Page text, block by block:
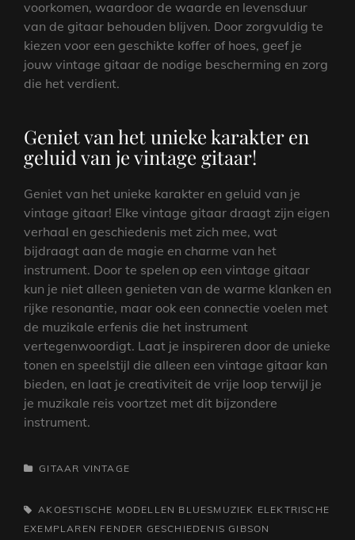
voorkomen, waardoor de waarde en levensduur
van de gitaar behouden blijven. Door zorgvuldig te
kiezen voor een geschikte koffer of hoes, geef je
jouw vintage gitaar de nodige bescherming en zorg
die het verdient.
Geniet van het unieke karakter en
geluid van je vintage gitaar!
Geniet van het unieke karakter en geluid van je
vintage gitaar! Elke vintage gitaar draagt zijn eigen
verhaal en geschiedenis met zich mee, wat
bijdraagt aan de magie en charme van het
instrument. Door te spelen op een vintage gitaar
kun je niet alleen genieten van de warme klanken en
rijke resonantie, maar ook een connectie voelen met
de muzikale erfenis die het instrument
vertegenwoordigt. Laat je inspireren door de unieke
tonen en speelstijl die alleen een vintage gitaar kan
bieden, en laat je creativiteit de vrije loop terwijl je
je muzikale reis voortzet met dit bijzondere
instrument.
CATEGORIEËN
GITAAR VINTAGE
TAGS,AKOESTISCHE MODELLEN BLUESMUZIEK ELEKTRISCHE
EXEMPLAREN FENDER GESCHIEDENIS GIBSON